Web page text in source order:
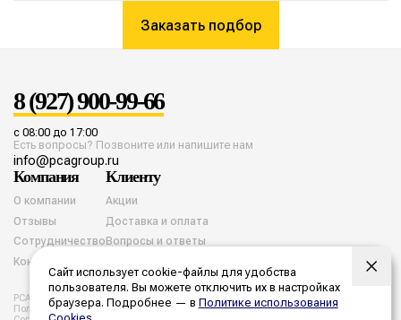
Заказать подбор
8 (927) 900-99-66
с 08:00 до 17:00
Есть вопросы? Позвоните или напишите нам
info@pcagroup.ru
Компания
О компании
Отзывы
Сотрудничество
Контакты
Клиенту
Акции
Доставка и оплата
Вопросы и ответы
PCA group. Все права защищены. 2026 год.
Политика конфиденциальности Согласие на обработку cookies
Сайт использует cookie-файлы для удобства
пользователя. Вы можете отключить их в настройках
браузера. Подробнее — в Политике использования